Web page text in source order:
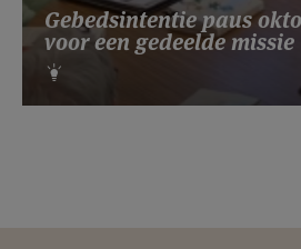
Gebedsintentie paus
voor een gedeelde missie